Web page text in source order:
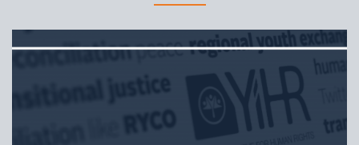
Inicijativa podnela prijave za
uklanjanje više od 300 murala i
grafita posvećenih Ratku Mladiću